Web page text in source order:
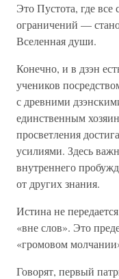
Это Пустота, где все
ограничений —
Вселенная души.
Конечно, и в дзэн
учеников
с древними
единственным
просветления
усилиями. Здесь
внутреннего
от других знания.
Истина не
«вне слов». Это
«громовом
Говорят, первый